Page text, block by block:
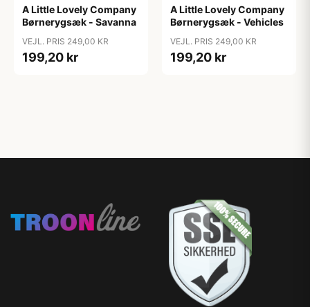
A Little Lovely Company
Børnerygsæk - Savanna
VEJL. PRIS 249,00 KR
199,20 kr
A Little Lovely Company
Børnerygsæk - Vehicles
VEJL. PRIS 249,00 KR
199,20 kr